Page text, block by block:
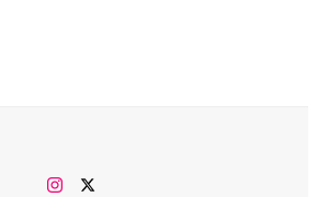
Instagram